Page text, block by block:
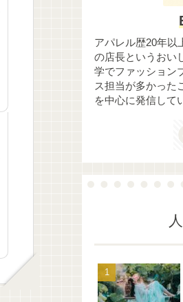
アパレル歴20年以
の店長というおい
学でファッション
ス担当が多かった
を中心に発信して